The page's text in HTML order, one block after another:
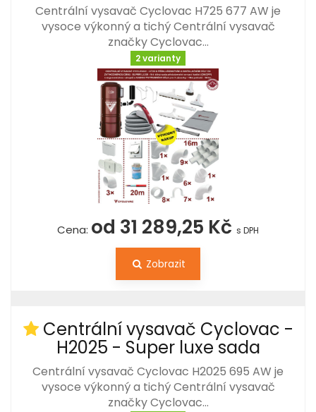
Centrální vysavač Cyclovac H725 677 AW je
vysoce výkonný a tichý Centrální vysavač
značky Cyclovac…
2 varianty
Cena: od 31 289,25 Kč s DPH
Zobrazit
Centrální vysavač Cyclovac -
H2025 - Super luxe sada
Centrální vysavač Cyclovac H2025 695 AW je
vysoce výkonný a tichý Centrální vysavač
značky Cyclovac…